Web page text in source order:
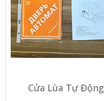
Cửa Lùa Tự